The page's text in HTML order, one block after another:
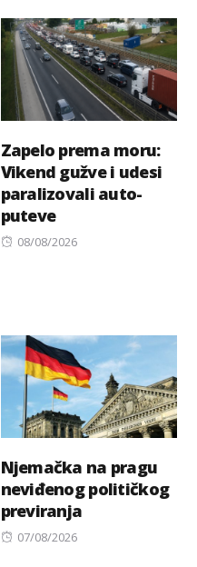
Zapelo prema moru:
Vikend gužve i udesi
paralizovali auto-
puteve
Posted
08/08/2026
Njemačka na pragu
neviđenog političkog
previranja
Posted
07/08/2026